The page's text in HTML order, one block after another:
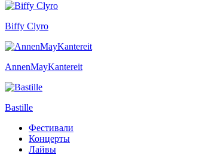
Biffy Clyro
AnnenMayKantereit
Bastille
Фестивали
Концерты
Лайвы